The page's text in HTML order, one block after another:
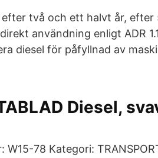
två och ett halvt år, efter
användning enligt ADR
diesel för påfyllnad av
Diesel,
78 Kategori: